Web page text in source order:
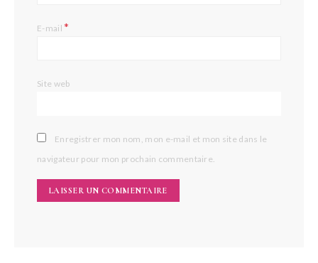
E-mail*
Site web
Enregistrer mon nom, mon e-mail et mon site dans le
navigateur pour mon prochain commentaire.